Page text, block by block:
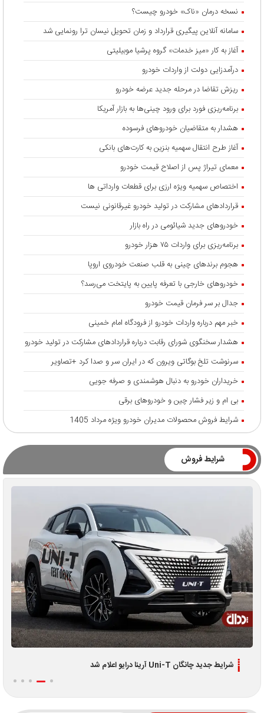
نسخه درمان «ناک» خودرو چیست؟
سامانه آنلاین پیگیری قرارداد‌ و زمان تحویل نیسان ترا رونمایی شد
آغاز به کار «میز خدمات» گروه پرشیا موبیلیتی
درآمدزایی دولت از واردات خودرو
ریزش تقاضا در مرحله جدید عرضه خودرو
برنامه‌ریزی فورد برای ورود چینی‌ها به بازار آمریکا
هشدار به متقاضیان خودروهای فرسوده
آغاز طرح انتقال سهمیه بنزین به کارت‌های بانکی
معمای تیراژ پس از اصلاح قیمت خودرو
اختصاص سهمیه ویژه ارزی برای قطعات وارداتی ها
قراردادهای مشارکت در تولید خودرو غیرقانونی نیست
خودروهای جدید شیائومی در راه بازار
برنامه‌ریزی برای واردات ۷۵ هزار خودرو
هجوم برندهای چینی به قلب صنعت خودروی اروپا
خودروهای خارجی با تعرفه پایین به پایتخت می‌رسد؟
جدال بر سر فرمان قیمت خودرو
خبر مهم درباره واردات خودرو از فرودگاه امام خمینی
هشدار سخنگوی شورای رقابت درباره قرارداد‌های مشارکت در تولید خودرو
سرنوشت تلخ بوگاتی ویرون که در ایران سر و صدا کرد +تصاویر
خریداران خودرو به دنبال هوشمندی و صرفه جویی
بی ام و زیر فشار چین و خودروهای برقی
شرایط فروش محصولات مدیران خودرو ویژه مرداد 1405
شرایط فروش
شرایط جدید چانگان Uni-T آرینا درایو اعلام شد